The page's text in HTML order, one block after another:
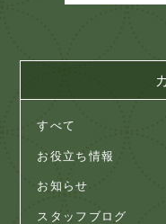
すべて
お役立ち情報
お知らせ
スタッフブログ